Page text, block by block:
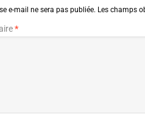
e-mail ne sera pas publiée. Les champs
*